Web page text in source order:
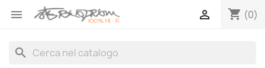
 shopping_cart (0)

search